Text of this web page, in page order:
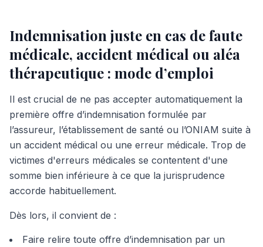
Indemnisation juste en cas de faute
médicale, accident médical ou aléa
thérapeutique : mode d’emploi
Il est crucial de ne pas accepter automatiquement la
première offre d’indemnisation formulée par
l’assureur, l’établissement de santé ou l’ONIAM suite à
un accident médical ou une erreur médicale. Trop de
victimes d'erreurs médicales se contentent d'une
somme bien inférieure à ce que la jurisprudence
accorde habituellement.
Dès lors, il convient de :
Faire relire toute offre d’indemnisation par un